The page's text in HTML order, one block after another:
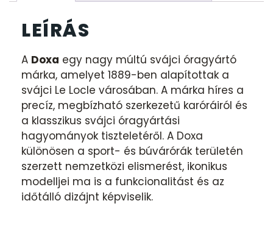
LEÍRÁS
A Doxa egy nagy múltú svájci óragyártó
márka, amelyet 1889-ben alapítottak a
svájci Le Locle városában. A márka híres a
precíz, megbízható szerkezetű karóráiról és
a klasszikus svájci óragyártási
hagyományok tiszteletéről. A Doxa
különösen a sport- és búvárórák területén
szerzett nemzetközi elismerést, ikonikus
modelljei ma is a funkcionalitást és az
időtálló dizájnt képviselik.